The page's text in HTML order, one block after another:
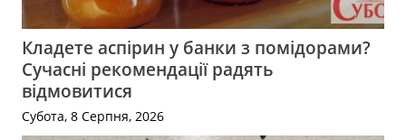
Кладете аспірин у банки з помідорами?
Сучасні рекомендації радять
відмовитися
Субота, 8 Серпня, 2026